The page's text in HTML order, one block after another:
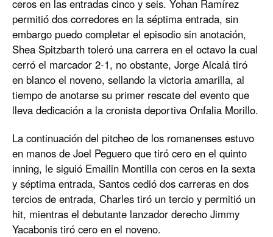
ceros en las entradas cinco y seis. Yohan Ramírez
permitió dos corredores en la séptima entrada, sin
embargo puedo completar el episodio sin anotación,
Shea Spitzbarth toleró una carrera en el octavo la cual
cerró el marcador 2-1, no obstante, Jorge Alcalá tiró
en blanco el noveno, sellando la victoria amarilla, al
tiempo de anotarse su primer rescate del evento que
lleva dedicación a la cronista deportiva Onfalia Morillo.
La continuación del pitcheo de los romanenses estuvo
en manos de Joel Peguero que tiró cero en el quinto
inning, le siguió Emailin Montilla con ceros en la sexta
y séptima entrada, Santos cedió dos carreras en dos
tercios de entrada, Charles tiró un tercio y permitió un
hit, mientras el debutante lanzador derecho Jimmy
Yacabonis tiró cero en el noveno.